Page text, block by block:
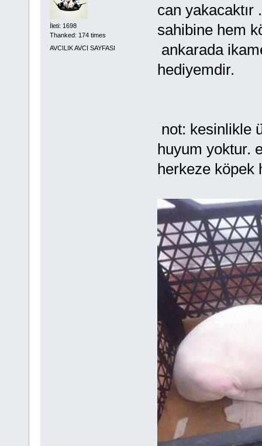
İleti: 1698
Thanked: 174 times
AVCILIK AVCI SAYFASI
can yakacaktır
sahibine hem
ankarada
hediyemdir.
not: kesinlikle
huyum yoktur.
herkeze köpek